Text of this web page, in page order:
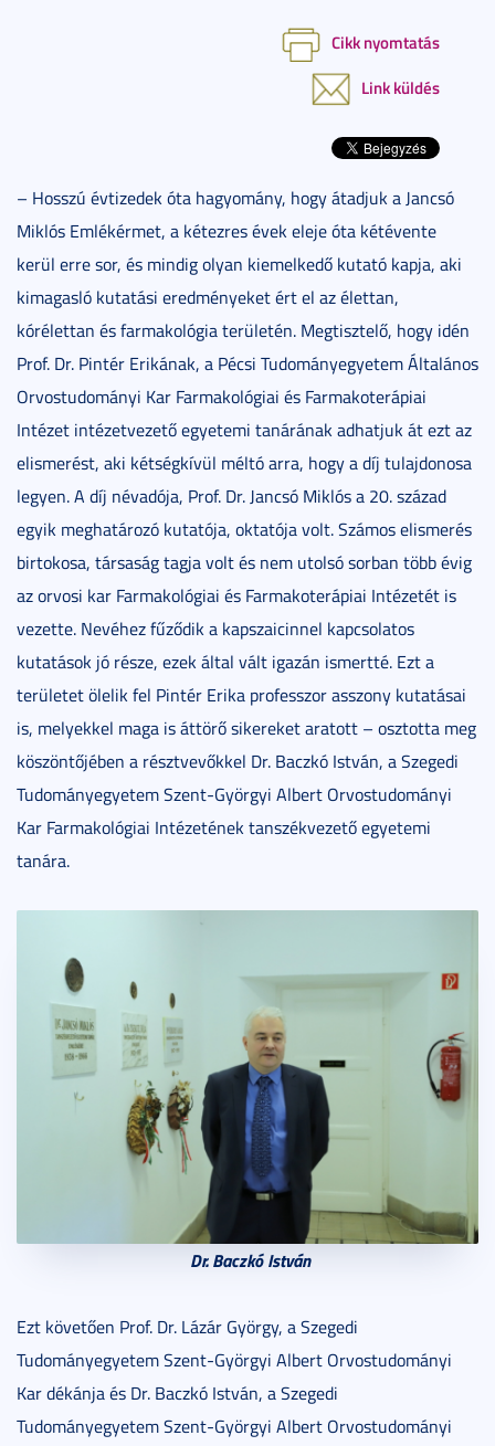
Cikk nyomtatás
Link küldés
– Hosszú évtizedek óta hagyomány, hogy átadjuk a Jancsó
Miklós Emlékérmet, a kétezres évek eleje óta kétévente
kerül erre sor, és mindig olyan kiemelkedő kutató kapja, aki
kimagasló kutatási eredményeket ért el az élettan,
kórélettan és farmakológia területén. Megtisztelő, hogy idén
Prof. Dr. Pintér Erikának, a Pécsi Tudományegyetem Általános
Orvostudományi Kar Farmakológiai és Farmakoterápiai
Intézet intézetvezető egyetemi tanárának adhatjuk át ezt az
elismerést, aki kétségkívül méltó arra, hogy a díj tulajdonosa
legyen. A díj névadója, Prof. Dr. Jancsó Miklós a 20. század
egyik meghatározó kutatója, oktatója volt. Számos elismerés
birtokosa, társaság tagja volt és nem utolsó sorban több évig
az orvosi kar Farmakológiai és Farmakoterápiai Intézetét is
vezette. Nevéhez fűződik a kapszaicinnel kapcsolatos
kutatások jó része, ezek által vált igazán ismertté. Ezt a
területet ölelik fel Pintér Erika professzor asszony kutatásai
is, melyekkel maga is áttörő sikereket aratott – osztotta meg
köszöntőjében a résztvevőkkel Dr. Baczkó István, a Szegedi
Tudományegyetem Szent-Györgyi Albert Orvostudományi
Kar Farmakológiai Intézetének tanszékvezető egyetemi
tanára.
Dr. Baczkó István
Ezt követően Prof. Dr. Lázár György, a Szegedi
Tudományegyetem Szent-Györgyi Albert Orvostudományi
Kar dékánja és Dr. Baczkó István, a Szegedi
Tudományegyetem Szent-Györgyi Albert Orvostudományi